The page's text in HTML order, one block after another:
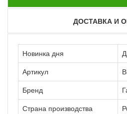
ДОСТАВКА И
Новинка дня
Артикул
Бренд
Страна производства